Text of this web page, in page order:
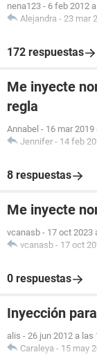
nena123 - 6 feb 2012
Alejandra - 23 mar
172 respuestas
Me inyecte
regla
Annabel - 16 mar 2019
Jennifer - 14 feb
8 respuestas
Me inyecte
vcanasb - 17 oct 2023
vcanasb - 17 oct
0 respuestas
Inyección
alis - 26 jun 2012 a las
Caraleya - 15 may